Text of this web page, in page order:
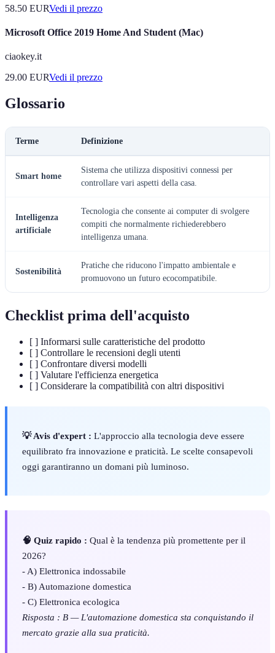
58.50 EURVedi il prezzo
Microsoft Office 2019 Home And Student (Mac)
ciaokey.it
29.00 EURVedi il prezzo
Glossario
Terme Definizione
Smart home
Sistema che utilizza dispositivi connessi per
controllare vari aspetti della casa.
Intelligenza
artificiale
Tecnologia che consente ai computer di svolgere
compiti che normalmente richiederebbero
intelligenza umana.
Sostenibilità
Pratiche che riducono l'impatto ambientale e
promuovono un futuro ecocompatibile.
Checklist prima dell'acquisto
[ ] Informarsi sulle caratteristiche del prodotto
[ ] Controllare le recensioni degli utenti
[ ] Confrontare diversi modelli
[ ] Valutare l'efficienza energetica
[ ] Considerare la compatibilità con altri dispositivi
💡 Avis d'expert : L'approccio alla tecnologia deve essere
equilibrato fra innovazione e praticità. Le scelte consapevoli
oggi garantiranno un domani più luminoso.
🧠 Quiz rapido : Qual è la tendenza più promettente per il
2026?
- A) Elettronica indossabile
- B) Automazione domestica
- C) Elettronica ecologica
Risposta : B — L'automazione domestica sta conquistando il
mercato grazie alla sua praticità.